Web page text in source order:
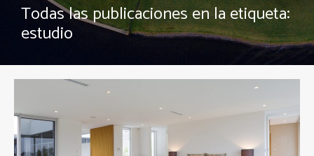
Todas las publicaciones en la etiqueta:
estudio